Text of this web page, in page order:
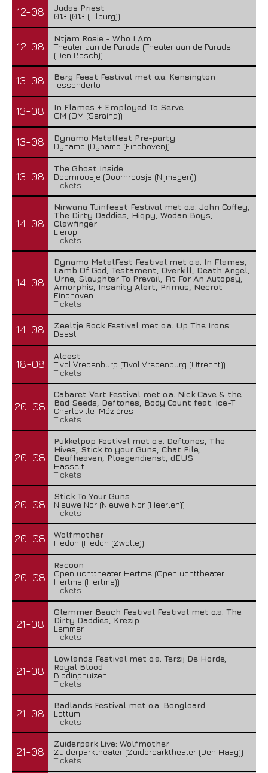
12-08
Judas Priest
013 (013 (Tilburg))
12-08
Ntjam Rosie - Who I Am
Theater aan de Parade (Theater aan de Parade
(Den Bosch))
13-08
Berg Feest Festival met o.a. Kensington
Tessenderlo
13-08
In Flames + Employed To Serve
OM (OM (Seraing))
13-08
Dynamo Metalfest Pre-party
Dynamo (Dynamo (Eindhoven))
13-08
The Ghost Inside
Doornroosje (Doornroosje (Nijmegen))
Tickets
14-08
Nirwana Tuinfeest Festival met o.a. John Coffey,
The Dirty Daddies, Hiqpy, Wodan Boys,
Clawfinger
Lierop
Tickets
14-08
Dynamo MetalFest Festival met o.a. In Flames,
Lamb Of God, Testament, Overkill, Death Angel,
Urne, Slaughter To Prevail, Fit For An Autopsy,
Amorphis, Insanity Alert, Primus, Necrot
Eindhoven
Tickets
14-08
Zeeltje Rock Festival met o.a. Up The Irons
Deest
18-08
Alcest
TivoliVredenburg (TivoliVredenburg (Utrecht))
Tickets
20-08
Cabaret Vert Festival met o.a. Nick Cave & the
Bad Seeds, Deftones, Body Count feat. Ice-T
Charleville-Mézières
Tickets
20-08
Pukkelpop Festival met o.a. Deftones, The
Hives, Stick to your Guns, Chat Pile,
Deafheaven, Ploegendienst, dEUS
Hasselt
Tickets
20-08
Stick To Your Guns
Nieuwe Nor (Nieuwe Nor (Heerlen))
Tickets
20-08
Wolfmother
Hedon (Hedon (Zwolle))
20-08
Racoon
Openluchttheater Hertme (Openluchttheater
Hertme (Hertme))
Tickets
21-08
Glemmer Beach Festival Festival met o.a. The
Dirty Daddies, Krezip
Lemmer
Tickets
21-08
Lowlands Festival met o.a. Terzij De Horde,
Royal Blood
Biddinghuizen
Tickets
21-08
Badlands Festival met o.a. Bongloard
Lottum
Tickets
21-08
Zuiderpark Live: Wolfmother
Zuiderparktheater (Zuiderparktheater (Den Haag))
Tickets